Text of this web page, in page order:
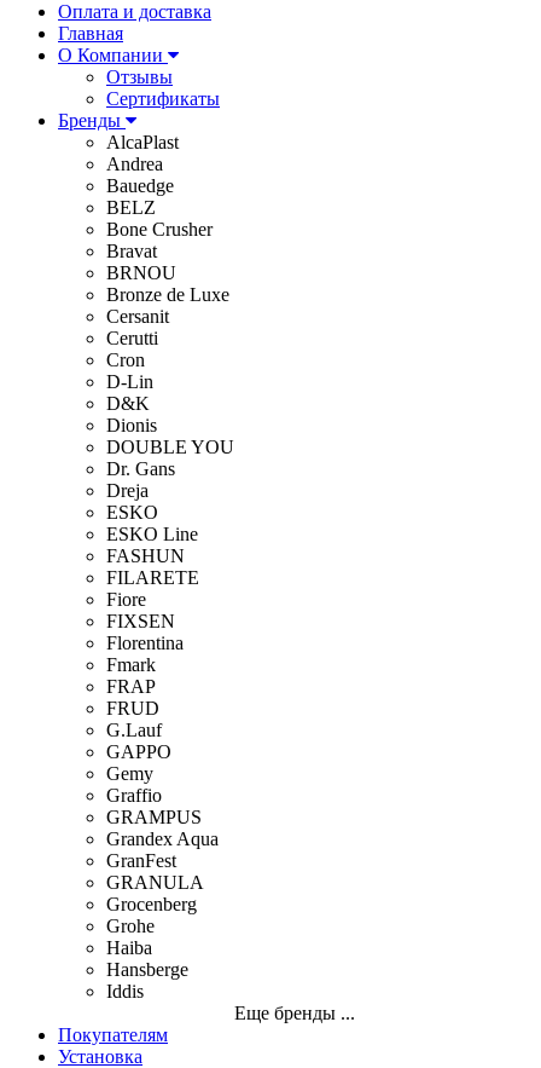
Оплата и доставка
Главная
О Компании
Отзывы
Сертификаты
Бренды
AlcaPlast
Andrea
Bauedge
BELZ
Bone Crusher
Bravat
BRNOU
Bronze de Luxe
Cersanit
Cerutti
Cron
D-Lin
D&K
Dionis
DOUBLE YOU
Dr. Gans
Dreja
ESKO
ESKO Line
FASHUN
FILARETE
Fiore
FIXSEN
Florentina
Fmark
FRAP
FRUD
G.Lauf
GAPPO
Gemy
Graffio
GRAMPUS
Grandex Aqua
GranFest
GRANULA
Grocenberg
Grohe
Haiba
Hansberge
Iddis
Еще бренды ...
Покупателям
Установка